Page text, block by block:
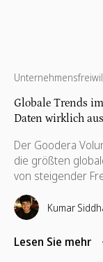
Globale Trends
Daten wirklich
Der Goodera
die größten
von steigender
Kumar
Lesen Sie mehr